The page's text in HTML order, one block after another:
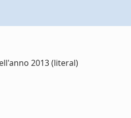
2013 (literal)